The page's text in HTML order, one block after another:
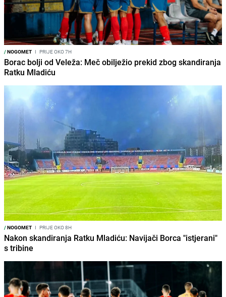
/NOGOMET I PRIJE OKO 7H
Borac bolji od Veleža: Meč obilježio prekid zbog skandiranja
Ratku Mladiću
/NOGOMET I PRIJE OKO 8H
Nakon skandiranja Ratku Mladiću: Navijači Borca "istjerani"
s tribine